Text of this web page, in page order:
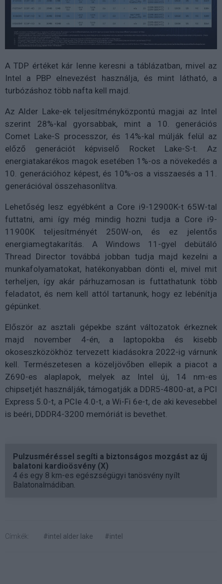
A TDP értéket kár lenne keresni a táblázatban, mivel az
Intel a PBP elnevezést használja, és mint látható, a
turbózáshoz több nafta kell majd.
Az Alder Lake-ek teljesítményközpontú magjai az Intel
szerint 28%-kal gyorsabbak, mint a 10. generációs
Comet Lake-S processzor, és 14%-kal múlják felül az
előző generációt képviselő Rocket Lake-S-t. Az
energiatakarékos magok esetében 1%-os a növekedés a
10. generációhoz képest, és 10%-os a visszaesés a 11.
generációval összehasonlítva.
Lehetőség lesz egyébként a Core i9-12900K-t 65W-tal
futtatni, ami így még mindig hozni tudja a Core i9-
11900K teljesítményét 250W-on, és ez jelentős
energiamegtakarítás. A Windows 11-gyel debütáló
Thread Director továbbá jobban tudja majd kezelni a
munkafolyamatokat, hatékonyabban dönti el, mivel mit
terheljen, így akár párhuzamosan is futtathatunk több
feladatot, és nem kell attól tartanunk, hogy ez lebénítja
gépünket.
Először az asztali gépekbe szánt változatok érkeznek
majd november 4-én, a laptopokba és kisebb
okoseszközökhöz tervezett kiadásokra 2022-ig várnunk
kell. Természetesen a közeljövőben ellepik a piacot a
Z690-es alaplapok, melyek az Intel új, 14 nm-es
chipsetjét használják, támogatják a DDR5-4800-at, a PCI
Express 5.0-t, a PCIe 4.0-t, a Wi-Fi 6e-t, de aki kevesebbel
is beéri, DDDR4-3200 memóriát is bevethet.
Pulzusméréssel segíti a biztonságos mozgást az új
balatoni kardioösvény (X)
4 és egy 8 km-es egészségügyi tanösvény nyílt
Balatonalmádiban.
Címkék: #intel alder lake #intel